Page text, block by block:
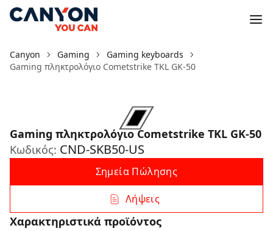
Canyon Gaming
Gaming keyboards
Gaming πληκτρολόγιο Cometstrike TKL GK-50
Gaming πληκτρολόγιο Cometstrike TKL GK-50
Κωδικός: CND-SKB50-US
Σημεία Πώλησης
Λήψεις
Χαρακτηριστικά προϊόντος